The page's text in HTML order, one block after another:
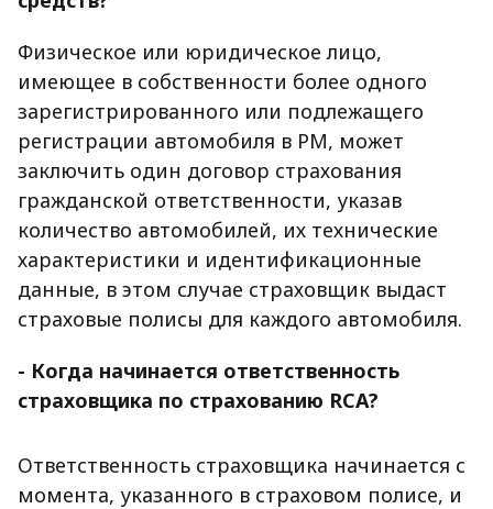
Физическое или юридическое лицо,
имеющее в собственности более одного
зарегистрированного или подлежащего
регистрации автомобиля в РМ, может
заключить один договор страхования
гражданской ответственности, указав
количество автомобилей, их технические
характеристики и идентификационные
данные, в этом случае страховщик выдаст
страховые полисы для каждого автомобиля.
- Когда начинается ответственность
страховщика по страхованию RCA?
Ответственность страховщика начинается с
момента, указанного в страховом полисе, и